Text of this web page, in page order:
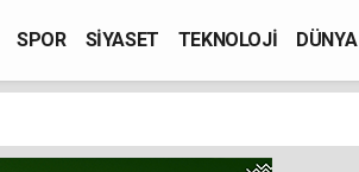
SPOR SİYASET TEKNOLOJİ DÜNYA